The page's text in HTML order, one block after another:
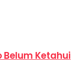
Belum Ketahui